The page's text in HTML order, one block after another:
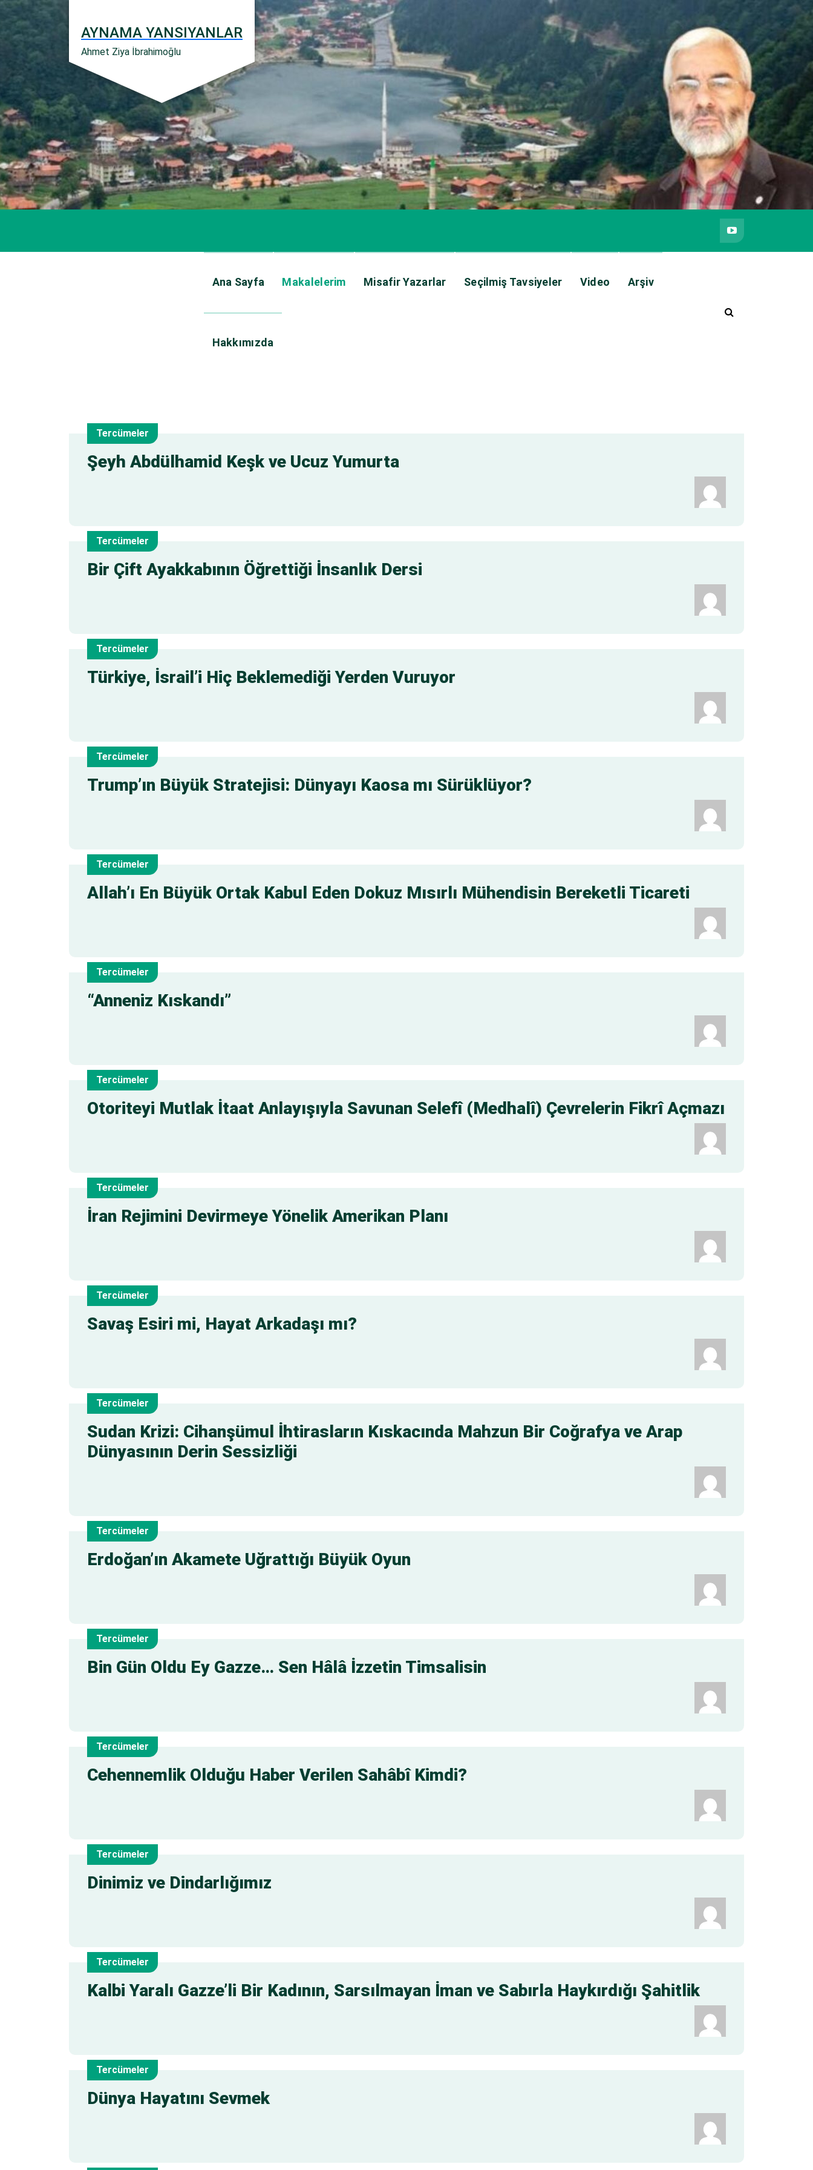
İçeriğe
geç
AYNAMA YANSIYANLAR
Ahmet Ziya İbrahimoğlu
Ana Sayfa Makalelerim Misafir Yazarlar Seçilmiş Tavsiyeler Video Arşiv
Hakkımızda
7
Tercümeler
Şeyh Abdülhamid Keşk ve Ucuz Yumurta
3
Tercümeler
Bir Çift Ayakkabının Öğrettiği İnsanlık Dersi
1
Tercümeler
Türkiye, İsrail’i Hiç Beklemediği Yerden Vuruyor
25
Tercümeler
Trump’ın Büyük Stratejisi: Dünyayı Kaosa mı Sürüklüyor?
21
Tercümeler
Allah’ı En Büyük Ortak Kabul Eden Dokuz Mısırlı Mühendisin Bereketli Ticareti
17
Tercümeler
“Anneniz Kıskandı”
12
Tercümeler
Otoriteyi Mutlak İtaat Anlayışıyla Savunan Selefî (Medhalî) Çevrelerin Fikrî Açmazı
12
Tercümeler
İran Rejimini Devirmeye Yönelik Amerikan Planı
11
Tercümeler
Savaş Esiri mi, Hayat Arkadaşı mı?
10
Tem
Tercümeler
Sudan Krizi: Cihanşümul İhtirasların Kıskacında Mahzun Bir Coğrafya ve Arap
Dünyasının Derin Sessizliği
9
Tercümeler
Erdoğan’ın Akamete Uğrattığı Büyük Oyun
4
Tercümeler
Bin Gün Oldu Ey Gazze… Sen Hâlâ İzzetin Timsalisin
1
Tercümeler
Cehennemlik Olduğu Haber Verilen Sahâbî Kimdi?
29
Tercümeler
Dinimiz ve Dindarlığımız
28
Tercümeler
Kalbi Yaralı Gazze’li Bir Kadının, Sarsılmayan İman ve Sabırla Haykırdığı Şahitlik
25
Tercümeler
Dünya Hayatını Sevmek